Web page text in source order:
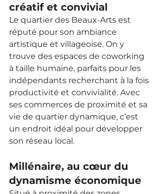
créatif et convivial
Le quartier des Beaux-Arts est
réputé pour son ambiance
artistique et villageoise. On y
trouve des espaces de coworking
à taille humaine, parfaits pour les
indépendants recherchant à la fois
productivité et convivialité. Avec
ses commerces de proximité et sa
vie de quartier dynamique, c’est
un endroit idéal pour développer
son réseau local.
Millénaire, au cœur du
dynamisme économique